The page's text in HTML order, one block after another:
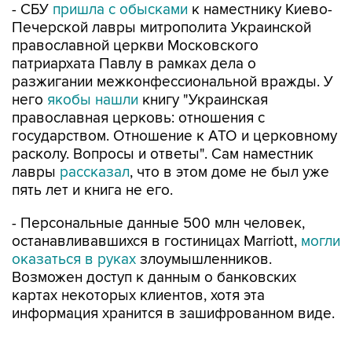
- СБУ пришла с обысками к наместнику Киево-
Печерской лавры митрополита Украинской
православной церкви Московского
патриархата Павлу в рамках дела о
разжигании межконфессиональной вражды. У
него якобы нашли книгу "Украинская
православная церковь: отношения с
государством. Отношение к АТО и церковному
расколу. Вопросы и ответы". Сам наместник
лавры рассказал, что в этом доме не был уже
пять лет и книга не его.
- Персональные данные 500 млн человек,
останавливавшихся в гостиницах Marriott, могли
оказаться в руках злоумышленников.
Возможен доступ к данным о банковских
картах некоторых клиентов, хотя эта
информация хранится в зашифрованном виде.